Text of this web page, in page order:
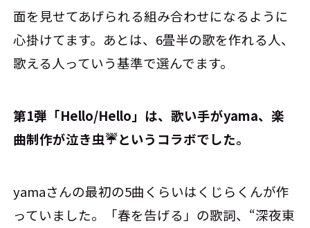
面を見せてあげられる組み合わせになるように
心掛けてます。あとは、6畳半の歌を作れる人、
歌える人っていう基準で選んでます。
――第1弾「Hello/Hello」は、歌い手がyama、楽
曲制作が泣き虫☔というコラボでした。
yamaさんの最初の5曲くらいはくじらくんが作
っていました。「春を告げる」の歌詞、“深夜東